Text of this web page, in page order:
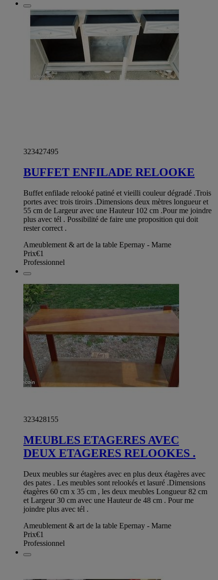
323427495
BUFFET ENFILADE RELOOKE
Buffet enfilade relooké patiné et vieilli couleur dégradé .Trois
portes avec trois tiroirs .Dimensions deux mètres longueur et
55 cm de Largeur avec une Hauteur 102 cm .Pour me joindre
plus avec tél . Possibilité de faire une proposition qui doit
rester correct .
Ameublement & art de la table Epernay - Marne
Prix€1
Professionnel
323428155
MEUBLES ETAGERES AVEC
DEUX ETAGERES RELOOKES .
Deux meubles sur étagères avec en plus deux étagères avec
des pates . Les meubles sont relookés et lasuré .Dimensions
étagères 60 cm x 35 cm , les deux meubles Longueur 82 cm
et Largeur 30 cm avec une Hauteur de 48 cm . Pour me
joindre plus avec tél .
Ameublement & art de la table Epernay - Marne
Prix€1
Professionnel